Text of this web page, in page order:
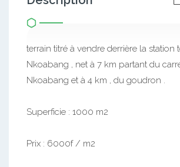
terrain titré à vendre derrière la station
Nkoabang , net à 7 km partant du
Nkoabang et à 4 km , du goudron .
Superficie : 1000 m2
Prix : 6000f / m2